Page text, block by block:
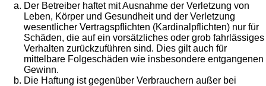
Der Betreiber haftet mit Ausnahme der Verletzung von
Leben, Körper und Gesundheit und der Verletzung
wesentlicher Vertragspflichten (Kardinalpflichten) nur für
Schäden, die auf ein vorsätzliches oder grob fahrlässiges
Verhalten zurückzuführen sind. Dies gilt auch für
mittelbare Folgeschäden wie insbesondere entgangenen
Gewinn.
Die Haftung ist gegenüber Verbrauchern außer bei